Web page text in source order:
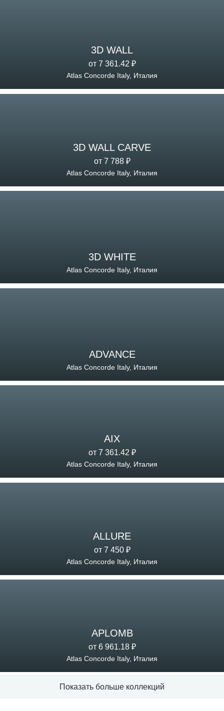
3D WALL
от 7 361.42 ₽
Atlas Concorde Italy, Италия
3D WALL CARVE
от 7 788 ₽
Atlas Concorde Italy, Италия
3D WHITE
Atlas Concorde Italy, Италия
ADVANCE
Atlas Concorde Italy, Италия
AIX
от 7 361.42 ₽
Atlas Concorde Italy, Италия
ALLURE
от 7 450 ₽
Atlas Concorde Italy, Италия
APLOMB
от 6 961.18 ₽
Atlas Concorde Italy, Италия
Показать больше коллекций